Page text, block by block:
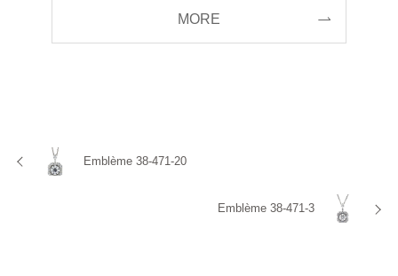
MORE
Emblème 38-471-20
Emblème 38-471-3